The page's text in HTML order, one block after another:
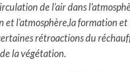
de l’air dans
et l’atmosphère,la formation
rétroactions du
la végétation.